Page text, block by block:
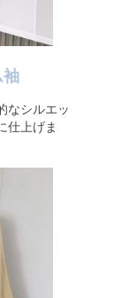
袖
なシルエッ
仕上げま